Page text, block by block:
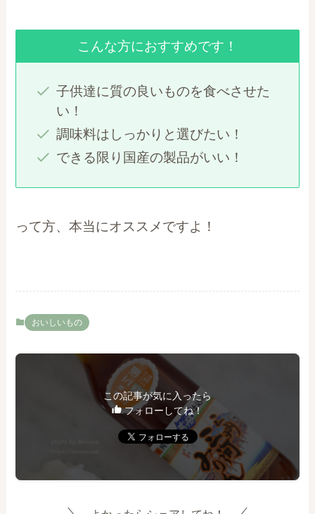
こんな方におすすめです！
子供達に質の良いものを食べさせた
い！
調味料はしっかりと選びたい！
できる限り国産の製品がいい！
って方、本当にオススメですよ！
おいしいもの
この記事が気に入ったら
フォローしてね！